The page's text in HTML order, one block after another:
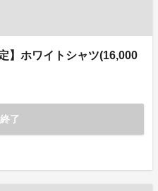
】ホワイトシャツ(16,000
了